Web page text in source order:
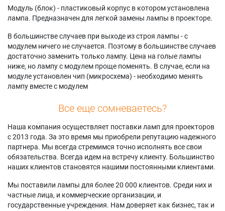
Модуль (блок) - пластиковый корпус в котором установлена
лампа. Предназначен для легкой замены лампы в проекторе.
В большинстве случаев при выходе из строя лампы - с
модулем ничего не случается. Поэтому в большинстве случаев
достаточно заменить только лампу. Цена на голые лампы
ниже, но лампу с модулем проще поменять. В случае, если на
модуле установлен чип (микросхема) - необходимо менять
лампу вместе с модулем
Все еще сомневаетесь?
Наша компания осуществляет поставки ламп для проекторов
с 2013 года. За это время мы приобрели репутацию надежного
партнера. Мы всегда стремимся точно исполнять все свои
обязательства. Всегда идем на встречу клиенту. Большинство
наших клиентов становятся нашими постоянными клиентами.
Мы поставили лампы для более 20 000 клиентов. Среди них и
частные лица, и коммерческие организации, и
государственные учреждения. Нам доверяет как бизнес, так и